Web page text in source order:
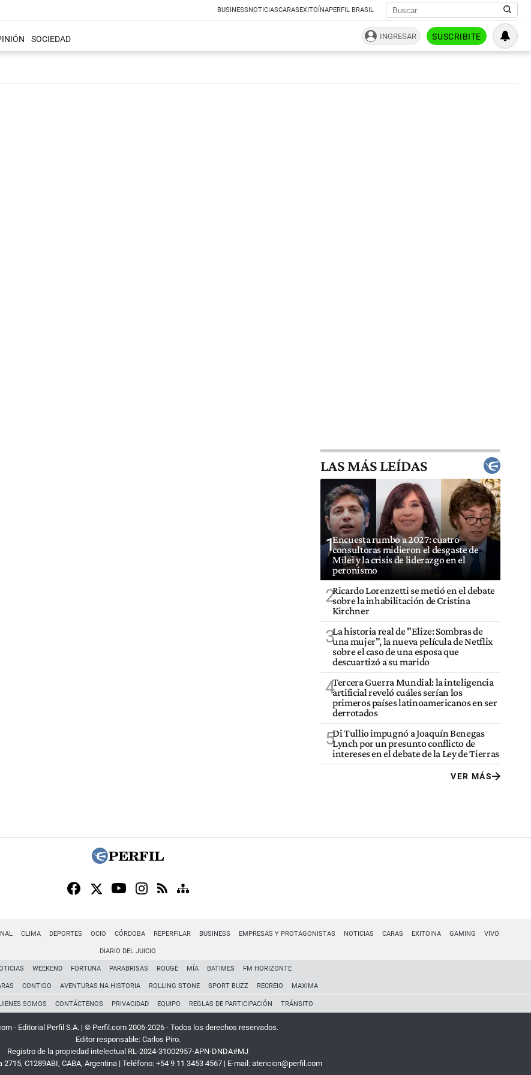
BUSINESSNOTICIASCARASEXITOÍNAPERFIL BRASIL
SOCIEDAD INGRESAR SUSCRIBITE
LAS MÁS LEÍDAS
1Encuesta rumbo a 2027: cuatro
consultoras midieron el desgaste de
Milei y la crisis de liderazgo en el
peronismo
2Ricardo Lorenzetti se metió en el debate
sobre la inhabilitación de Cristina
Kirchner
3La historia real de "Elize: Sombras de
una mujer", la nueva película de Netflix
sobre el caso de una esposa que
descuartizó a su marido
4Tercera Guerra Mundial: la inteligencia
artificial reveló cuáles serían los
primeros países latinoamericanos en ser
derrotados
5Di Tullio impugnó a Joaquín Benegas
Lynch por un presunto conflicto de
intereses en el debate de la Ley de Tierras
VER MÁS
CLIMA DEPORTES OCIO CÓRDOBA REPERFILAR BUSINESS EMPRESAS Y PROTAGONISTAS NOTICIAS CARAS EXITOINA GAMING VIVO
DIARIO DEL JUICIO
WEEKEND FORTUNA PARABRISAS ROUGE MÍA BATIMES FM HORIZONTE
CONTIGO AVENTURAS NA HISTORIA ROLLING STONE SPORT BUZZ RECREIO MAXIMA
SOMOS CONTÁCTENOS PRIVACIDAD EQUIPO REGLAS DE PARTICIPACIÓN TRÁNSITO
- Editorial Perfil S.A. | © Perfil.com 2006-2026 - Todos los derechos reservados.
Editor responsable: Carlos Piro.
Registro de la propiedad intelectual RL-2024-31002957-APN-DNDA#MJ
2715, C1289ABI, CABA, Argentina| Teléfono: +54 9 11 3453 4567| E-mail: atencion@perfil.com